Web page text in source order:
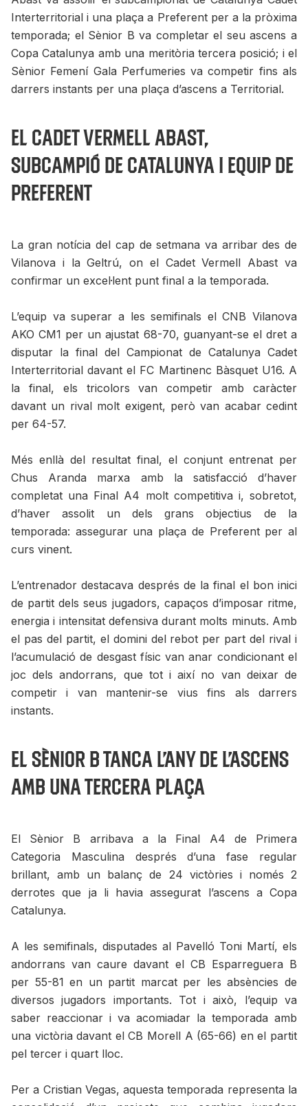
Interterritorial i una plaça a Preferent per a la pròxima
temporada; el Sènior B va completar el seu ascens a
Copa Catalunya amb una meritòria tercera posició; i el
Sènior Femení Gala Perfumeries va competir fins als
darrers instants per una plaça d’ascens a Territorial.
El Cadet Vermell Abast,
subcampió de Catalunya i equip de
Preferent
La gran notícia del cap de setmana va arribar des de
Vilanova i la Geltrú, on el Cadet Vermell Abast va
confirmar un excel·lent punt final a la temporada.
L’equip va superar a les semifinals el CNB Vilanova
AKO CM1 per un ajustat 68-70, guanyant-se el dret a
disputar la final del Campionat de Catalunya Cadet
Interterritorial davant el FC Martinenc Bàsquet U16. A
la final, els tricolors van competir amb caràcter
davant un rival molt exigent, però van acabar cedint
per 64-57.
Més enllà del resultat final, el conjunt entrenat per
Chus Aranda marxa amb la satisfacció d’haver
completat una Final A4 molt competitiva i, sobretot,
d’haver assolit un dels grans objectius de la
temporada: assegurar una plaça de Preferent per al
curs vinent.
L’entrenador destacava després de la final el bon inici
de partit dels seus jugadors, capaços d’imposar ritme,
energia i intensitat defensiva durant molts minuts. Amb
el pas del partit, el domini del rebot per part del rival i
l’acumulació de desgast físic van anar condicionant el
joc dels andorrans, que tot i així no van deixar de
competir i van mantenir-se vius fins als darrers
instants.
El Sènior B tanca l’any de l’ascens
amb una tercera plaça
El Sènior B arribava a la Final A4 de Primera
Categoria Masculina després d’una fase regular
brillant, amb un balanç de 24 victòries i només 2
derrotes que ja li havia assegurat l’ascens a Copa
Catalunya.
A les semifinals, disputades al Pavelló Toni Martí, els
andorrans van caure davant el CB Esparreguera B
per 55-81 en un partit marcat per les absències de
diversos jugadors importants. Tot i això, l’equip va
saber reaccionar i va acomiadar la temporada amb
una victòria davant el CB Morell A (65-66) en el partit
pel tercer i quart lloc.
Per a Cristian Vegas, aquesta temporada representa la